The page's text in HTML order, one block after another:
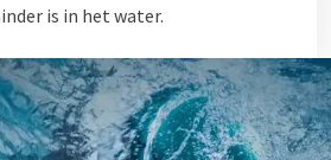
is in het water.